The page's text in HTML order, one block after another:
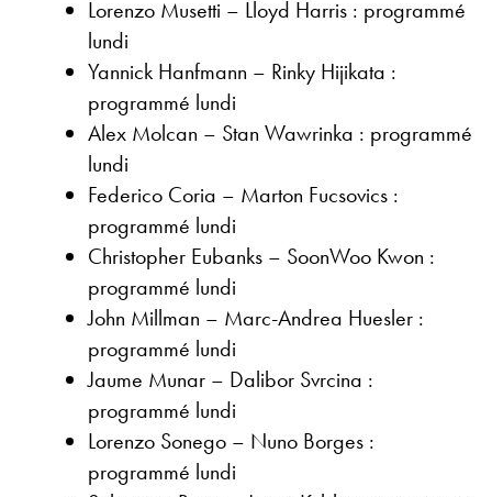
Lorenzo Musetti – Lloyd Harris : programmé
lundi
Yannick Hanfmann – Rinky Hijikata :
programmé lundi
Alex Molcan – Stan Wawrinka : programmé
lundi
Federico Coria – Marton Fucsovics :
programmé lundi
Christopher Eubanks – SoonWoo Kwon :
programmé lundi
John Millman – Marc-Andrea Huesler :
programmé lundi
Jaume Munar – Dalibor Svrcina :
programmé lundi
Lorenzo Sonego – Nuno Borges :
programmé lundi